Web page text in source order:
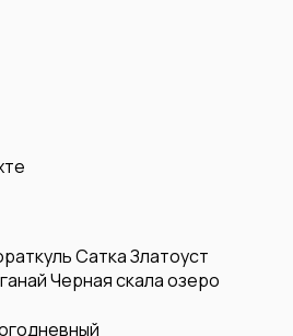
СаткаЗлатоуст
Черная скалаозеро